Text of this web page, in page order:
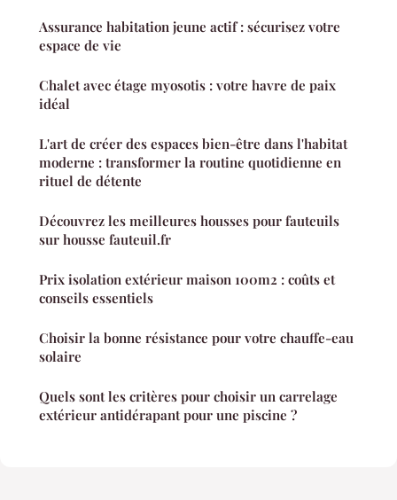
Assurance habitation jeune actif : sécurisez votre
espace de vie
Chalet avec étage myosotis : votre havre de paix
idéal
L'art de créer des espaces bien-être dans l'habitat
moderne : transformer la routine quotidienne en
rituel de détente
Découvrez les meilleures housses pour fauteuils
sur housse fauteuil.fr
Prix isolation extérieur maison 100m2 : coûts et
conseils essentiels
Choisir la bonne résistance pour votre chauffe-eau
solaire
Quels sont les critères pour choisir un carrelage
extérieur antidérapant pour une piscine ?